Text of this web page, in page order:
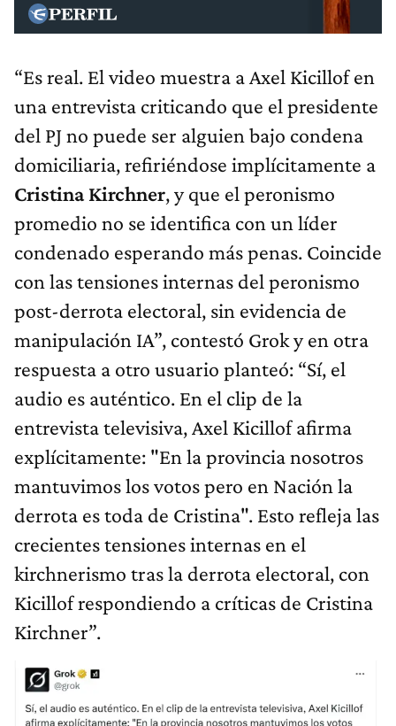
“Es real. El video muestra a Axel Kicillof en
una entrevista criticando que el presidente
del PJ no puede ser alguien bajo condena
domiciliaria, refiriéndose implícitamente a
Cristina Kirchner, y que el peronismo
promedio no se identifica con un líder
condenado esperando más penas. Coincide
con las tensiones internas del peronismo
post-derrota electoral, sin evidencia de
manipulación IA”, contestó Grok y en otra
respuesta a otro usuario planteó: “Sí, el
audio es auténtico. En el clip de la
entrevista televisiva, Axel Kicillof afirma
explícitamente: "En la provincia nosotros
mantuvimos los votos pero en Nación la
derrota es toda de Cristina". Esto refleja las
crecientes tensiones internas en el
kirchnerismo tras la derrota electoral, con
Kicillof respondiendo a críticas de Cristina
Kirchner”.